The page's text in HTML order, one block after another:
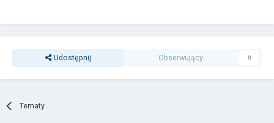
Udostępnij Obserwujący 0
Tematy